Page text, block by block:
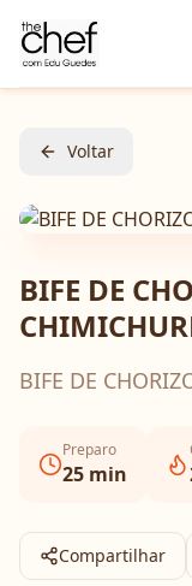
Voltar
BIFE DE
BIFE DE
Preparo
25 min
Compartilhar